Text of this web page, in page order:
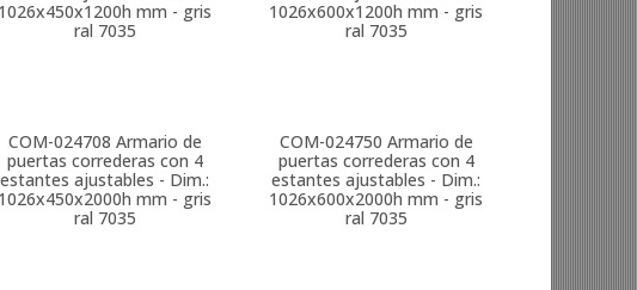
1026x450x1200h mm - gris
ral 7035
1026x600x1200h mm - gris
ral 7035
COM-024708 Armario de
puertas correderas con 4
estantes ajustables - Dim.:
1026x450x2000h mm - gris
ral 7035
COM-024750 Armario de
puertas correderas con 4
estantes ajustables - Dim.:
1026x600x2000h mm - gris
ral 7035